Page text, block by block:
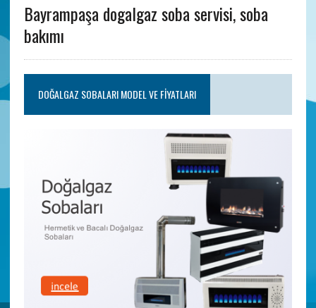
Bayrampaşa dogalgaz soba servisi, soba
bakımı
DOĞALGAZ SOBALARI MODEL VE FIYATLARI